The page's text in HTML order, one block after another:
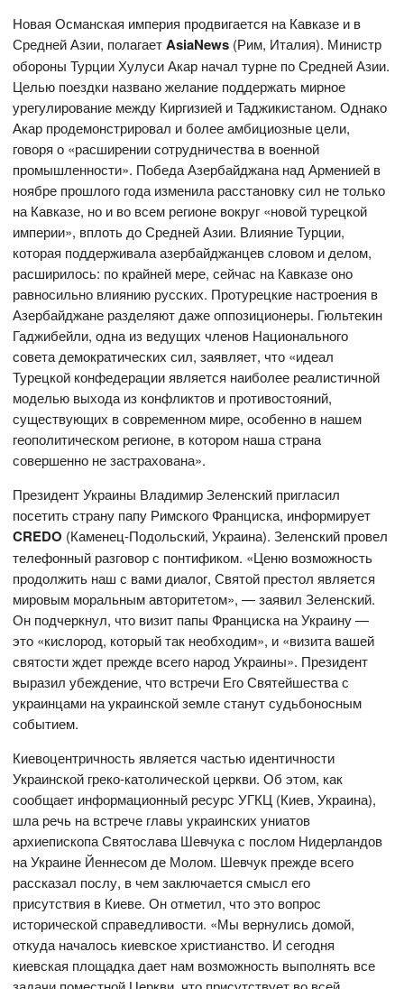
Новая Османская империя продвигается на Кавказе и в
Средней Азии, полагаетAsiaNews (Рим, Италия). Министр
обороны Турции Хулуси Акар начал турне по Средней Азии.
Целью поездки названо желание поддержать мирное
урегулирование между Киргизией и Таджикистаном. Однако
Акар продемонстрировал и более амбициозные цели,
говоря о «расширении сотрудничества в военной
промышленности». Победа Азербайджана над Арменией в
ноябре прошлого года изменила расстановку сил не только
на Кавказе, но и во всем регионе вокруг «новой турецкой
империи», вплоть до Средней Азии. Влияние Турции,
которая поддерживала азербайджанцев словом и делом,
расширилось: по крайней мере, сейчас на Кавказе оно
равносильно влиянию русских. Протурецкие настроения в
Азербайджане разделяют даже оппозиционеры. Гюльтекин
Гаджибейли, одна из ведущих членов Национального
совета демократических сил, заявляет, что «идеал
Турецкой конфедерации является наиболее реалистичной
моделью выхода из конфликтов и противостояний,
существующих в современном мире, особенно в нашем
геополитическом регионе, в котором наша страна
совершенно не застрахована».
Президент Украины Владимир Зеленский пригласил
посетить страну папу Римского Франциска, информирует
CREDO (Каменец-Подольский, Украина). Зеленский провел
телефонный разговор с понтификом. «Ценю возможность
продолжить наш с вами диалог, Святой престол является
мировым моральным авторитетом», — заявил Зеленский.
Он подчеркнул, что визит папы Франциска на Украину —
это «кислород, который так необходим», и «визита вашей
святости ждет прежде всего народ Украины». Президент
выразил убеждение, что встречи Его Святейшества с
украинцами на украинской земле станут судьбоносным
событием.
Киевоцентричность является частью идентичности
Украинской греко-католической церкви. Об этом, как
сообщает информационный ресурс УГКЦ (Киев, Украина),
шла речь на встрече главы украинских униатов
архиепископа Святослава Шевчука с послом Нидерландов
на Украине Йеннесом де Молом. Шевчук прежде всего
рассказал послу, в чем заключается смысл его
присутствия в Киеве. Он отметил, что это вопрос
исторической справедливости. «Мы вернулись домой,
откуда началось киевское христианство. И сегодня
киевская площадка дает нам возможность выполнять все